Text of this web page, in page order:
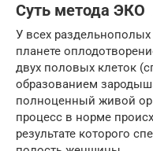
Суть метода ЭКО
У всех
планете
двух половых клеток
образованием
полноценный живой
процесс в норме
результате которого